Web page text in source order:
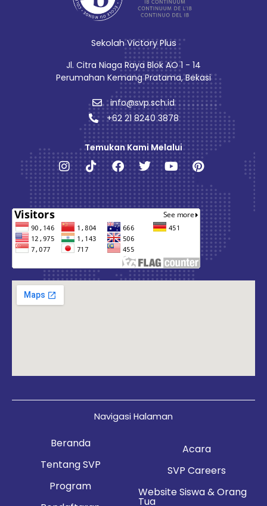
Sekolah Victory Plus
Jl. Citra Niaga Raya Blok AO 1 - 14
Perumahan Kemang Pratama, Bekasi
info@svp.sch.id
+62 21 8240 3878
Temukan Kami Melalui
Instagram
TiktokFacebook
TwitterYoutubePinterest
Navigasi Halaman
Beranda
Tentang SVP
Program
Acara
SVP Careers
Website Siswa & Orang
Tua